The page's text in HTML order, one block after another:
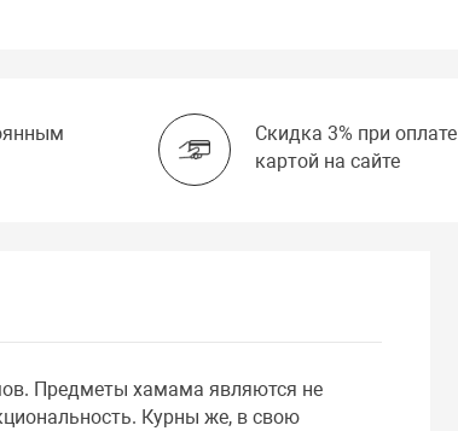
Скидка 3% при оплате
картой на сайте
Предметы хамама являются не
Курны же, в свою